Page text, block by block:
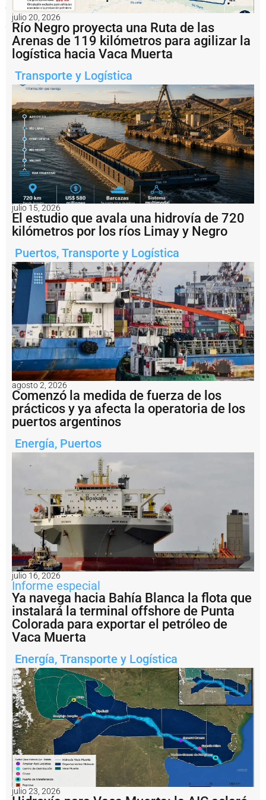
transparentes
para
desarrollo
del
comercio
exterior.
Notas
relacionadas
E
l
C
o
n
s
r
c
i
o
d
e
G
e
s
ti
n
d
e
l
P
u
e
r
t
o
d
e
Q
a
li
z
a
t
a
r
e
a
s
d
e
m
e
j
o
r
a
m
i
e
n
t
o
julio 20, 2026
Río Negro proyecta una Ruta de las
Arenas de 119 kilómetros para agilizar la
logística hacia Vaca Muerta
Transporte y Logística
julio 15, 2026
El estudio que avala una hidrovía de 720
kilómetros por los ríos Limay y Negro
Puertos, Transporte y Logística
agosto 2, 2026
Comenzó la medida de fuerza de los
prácticos y ya afecta la operatoria de los
puertos argentinos
Energía, Puertos
julio 16, 2026
Informe especial
Ya navega hacia Bahía Blanca la flota que
instalará la terminal offshore de Punta
Colorada para exportar el petróleo de
Vaca Muerta
Energía, Transporte y Logística
julio 23, 2026